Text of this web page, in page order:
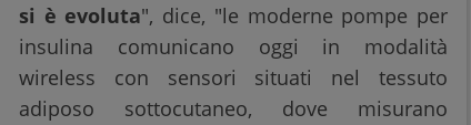
si è evoluta", dice, "le moderne pompe per
insulina comunicano oggi in modalità
wireless con sensori situati nel tessuto
adiposo sottocutaneo, dove misurano